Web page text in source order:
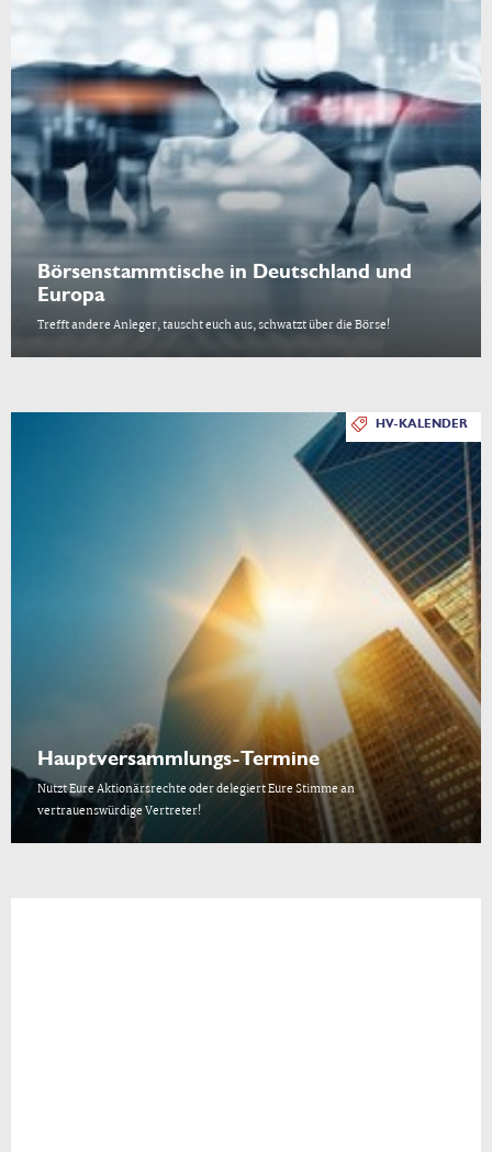
Börsenstammtische in Deutschland und
Europa
Trefft andere Anleger, tauscht euch aus, schwatzt über die Börse!
HV-KALENDER
Hauptversammlungs-Termine
Nutzt Eure Aktionärsrechte oder delegiert Eure Stimme an
vertrauenswürdige Vertreter!